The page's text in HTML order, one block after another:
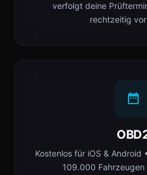
verfolgt deine
rechtzeitig
Kostenlos für iOS & Android
109.000